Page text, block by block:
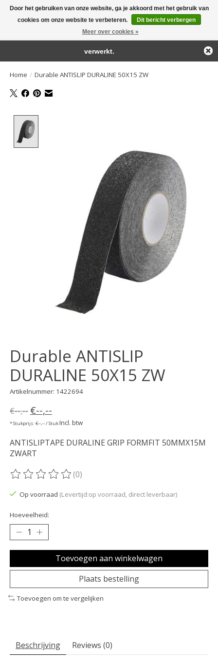
Large selection of products and fast shipping!
Home / Durable ANTISLIP DURALINE 50X15 ZW
Durable ANTISLIP
DURALINE 50X15 ZW
Artikelnummer: 1422694
€--,-- €--,--
* Stukprijs: €--,-- / StukIncl. btw
ANTISLIPTAPE DURALINE GRIP FORMFIT 50MMX15M
ZWART
De beoordeling van dit product is
(0)
Op voorraad (Levertijd:op voorraad, direct leverbaar)
Hoeveelheid:
Toevoegen aan winkelwagen
Plaats bestelling
Toevoegen om te vergelijken
Beschrijving Reviews (0)
Door het gebruiken van onze website, ga je akkoord met het gebruik van
cookies om onze website te verbeteren.
Dit bericht verbergen
Meer over cookies »
← Keer terug naar de backofficeDeze winkel is in aanbouw.
Eventueel geplaatste orders zullen niet worden gehonoreerd of
verwerkt.